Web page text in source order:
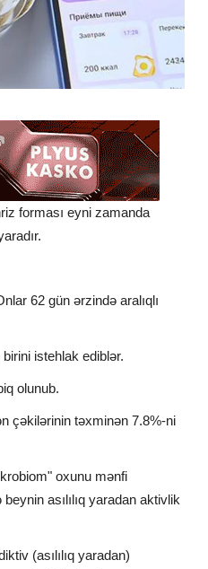
forması eyni zamanda
62 gün ərzində aralıqlı
istehlak ediblər.
olunub.
çəkilərinin təxminən 7.8%-ni
oxunu mənfi
asılılıq yaradan aktivlik
(asılılıq yaradan)